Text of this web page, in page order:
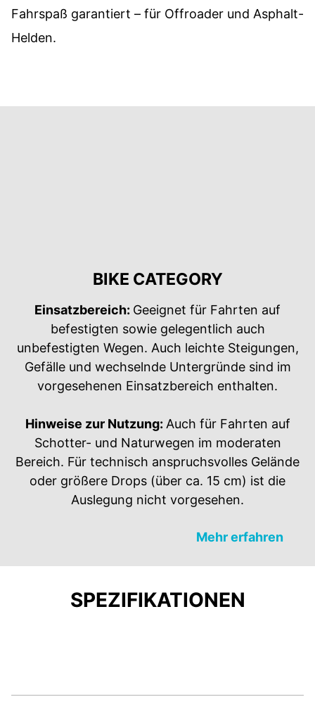
Fahrspaß garantiert – für Offroader und Asphalt-
Helden.
BIKE CATEGORY
Einsatzbereich: Geeignet für Fahrten auf
befestigten sowie gelegentlich auch
unbefestigten Wegen. Auch leichte Steigungen,
Gefälle und wechselnde Untergründe sind im
vorgesehenen Einsatzbereich enthalten.​
Hinweise zur Nutzung: Auch für Fahrten auf
Schotter- und Naturwegen im moderaten
Bereich. Für technisch anspruchsvolles Gelände
oder größere Drops (über ca. 15 cm) ist die
Auslegung nicht vorgesehen.​
Mehr erfahren
SPEZIFIKATIONEN